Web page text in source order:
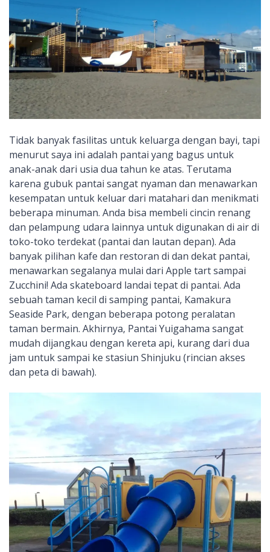
Tidak banyak fasilitas untuk keluarga dengan bayi, tapi
menurut saya ini adalah pantai yang bagus untuk
anak-anak dari usia dua tahun ke atas. Terutama
karena gubuk pantai sangat nyaman dan menawarkan
kesempatan untuk keluar dari matahari dan menikmati
beberapa minuman. Anda bisa membeli cincin renang
dan pelampung udara lainnya untuk digunakan di air di
toko-toko terdekat (pantai dan lautan depan). Ada
banyak pilihan kafe dan restoran di dan dekat pantai,
menawarkan segalanya mulai dari Apple tart sampai
Zucchini! Ada skateboard landai tepat di pantai. Ada
sebuah taman kecil di samping pantai, Kamakura
Seaside Park, dengan beberapa potong peralatan
taman bermain. Akhirnya, Pantai Yuigahama sangat
mudah dijangkau dengan kereta api, kurang dari dua
jam untuk sampai ke stasiun Shinjuku (rincian akses
dan peta di bawah).